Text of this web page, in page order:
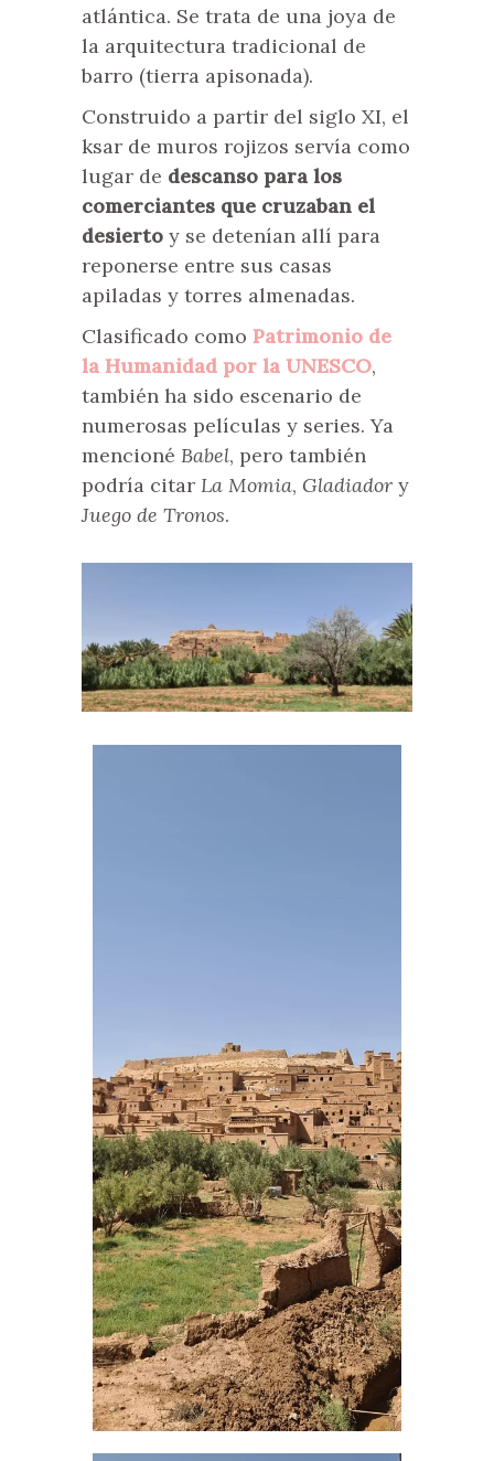
atlántica. Se trata de una joya de
la arquitectura tradicional de
barro (tierra apisonada).
Construido a partir del siglo XI, el
ksar de muros rojizos servía como
lugar de descanso para los
comerciantes que cruzaban el
desierto y se detenían allí para
reponerse entre sus casas
apiladas y torres almenadas.
Clasificado como Patrimonio de
la Humanidad por la UNESCO,
también ha sido escenario de
numerosas películas y series. Ya
mencioné Babel, pero también
podría citar La Momia, Gladiador y
Juego de Tronos.